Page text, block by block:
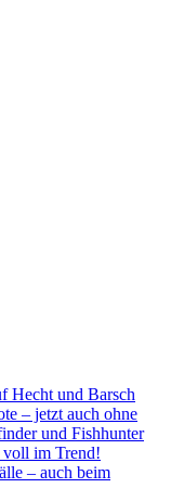
Hecht und Barsch
– jetzt auch ohne
und Fishhunter
im Trend!
– auch beim